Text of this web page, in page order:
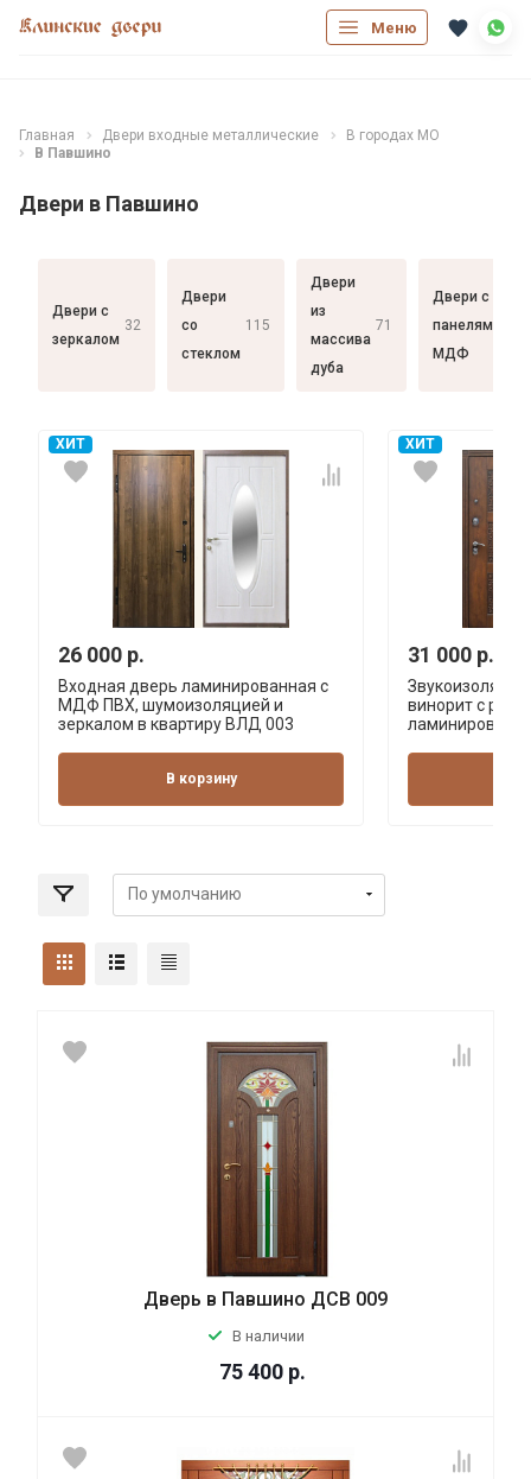
Меню
Главная Двери входные металлические
В городах МО
В Павшино
Двери в Павшино
Двери с
зеркалом
32
Двери
со
стеклом
115
Двери
из
массива
дуба
71
Двери с
панелями
МДФ
ХИТ
26 000 р.
Входная дверь ламинированная с
МДФ ПВХ, шумоизоляцией и
зеркалом в квартиру ВЛД 003
В корзину
ХИТ
31 000 р.
винорит с
Дверь в Павшино ДСВ 009
В наличии
75 400 р.